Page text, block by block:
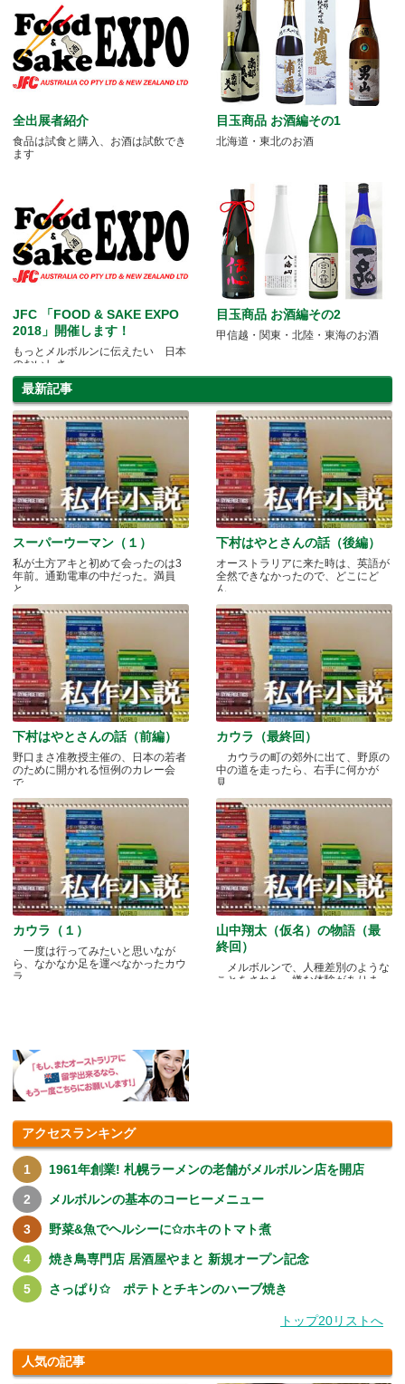
全出展者紹介
食品は試食と購入、お酒は試飲でき
ます
目玉商品 お酒編その1
北海道・東北のお酒
JFC 「FOOD & SAKE EXPO
2018」開催します！
もっとメルボルンに伝えたい 日本
のおいしさ
目玉商品 お酒編その2
甲信越・関東・北陸・東海のお酒
最新記事
スーパーウーマン（１）
私が土方アキと初めて会ったのは3
年前。通勤電車の中だった。満員
と.....
下村はやとさんの話（後編）
オーストラリアに来た時は、英語が
全然できなかったので、どこにど
ん.....
下村はやとさんの話（前編）
野口まさ准教授主催の、日本の若者
のために開かれる恒例のカレー会
で.....
カウラ（最終回）
カウラの町の郊外に出て、野原の
中の道を走ったら、右手に何かが
見.....
カウラ（１）
一度は行ってみたいと思いなが
ら、なかなか足を運べなかったカウ
ラ.....
山中翔太（仮名）の物語（最
終回）
メルボルンで、人種差別のような
ことをされた、嫌な体験がありま
アクセスランキング
1961年創業! 札幌ラーメンの老舗がメルボルン店を開店
メルボルンの基本のコーヒーメニュー
野菜&魚でヘルシーに✩ホキのトマト煮
焼き鳥専門店 居酒屋やまと 新規オープン記念
さっぱり✩ ポテトとチキンのハーブ焼き
トップ20リストへ
人気の記事